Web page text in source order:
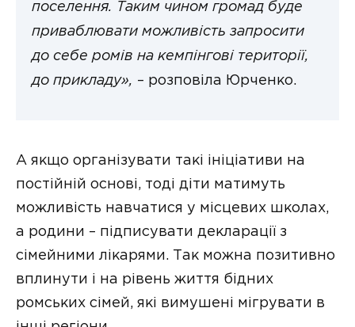
поселення. Таким чином громад буде
приваблювати можливість запросити
до себе ромів на кемпінгові території,
до прикладу», – розповіла Юрченко.
А якщо організувати такі ініціативи на
постійній основі, тоді діти матимуть
можливість навчатися у місцевих школах,
а родини – підписувати декларації з
сімейними лікарями. Так можна позитивно
вплинути і на рівень життя бідних
ромських сімей, які вимушені мігрувати в